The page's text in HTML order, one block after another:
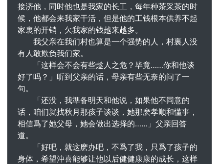
接济他，同时他也是我家的长工，每年种茶采茶的时
候，他都会来我家干活，但是他的工钱根本供养不起
家裏的开销，欠我家的钱越来越多。
我父亲在我们村也算是一个强势的人，村裏人没
有人敢欺负我们家。
「这样会不会有些趁人之危？毕竟……你和他谈
好了吗？」听到父亲的话，母亲有些无奈的问了一
句。
「还没，我準备明天和他说，如果他不同意的
话，咱们就找秋月那孩子谈谈，她那麽孝顺和懂事，
相信爲了她父母，她会做出选择的……」父亲回答
道。
「好吧，就这麽办吧，不爲了我，只爲了孩子的
身体，希望沖喜能够让他以后健健康康的成长，这样